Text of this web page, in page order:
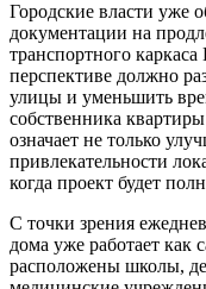
Городские власти уже
документации на
транспортного
перспективе должно
улицы и уменьшить
собственника
означает не только
привлекательности
когда проект будет
С точки зрения
дома уже работает как
расположены школы,